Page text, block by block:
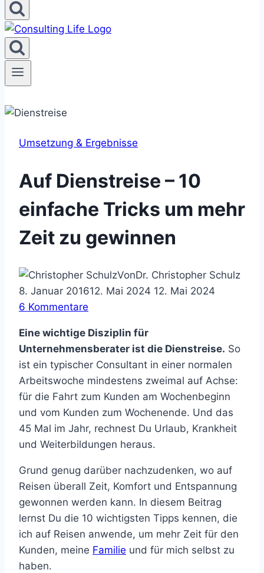
Umsetzung & Ergebnisse
Auf Dienstreise – 10
einfache Tricks um mehr
Zeit zu gewinnen
VonDr. Christopher Schulz
8. Januar 201612. Mai 2024 12. Mai 2024
6 Kommentare
Eine wichtige Disziplin für
Unternehmensberater ist die Dienstreise. So
ist ein typischer Consultant in einer normalen
Arbeitswoche mindestens zweimal auf Achse:
für die Fahrt zum Kunden am Wochenbeginn
und vom Kunden zum Wochenende. Und das
45 Mal im Jahr, rechnest Du Urlaub, Krankheit
und Weiterbildungen heraus.
Grund genug darüber nachzudenken, wo auf
Reisen überall Zeit, Komfort und Entspannung
gewonnen werden kann. In diesem Beitrag
lernst Du die 10 wichtigsten Tipps kennen, die
ich auf Reisen anwende, um mehr Zeit für den
Kunden, meine Familie und für mich selbst zu
haben.